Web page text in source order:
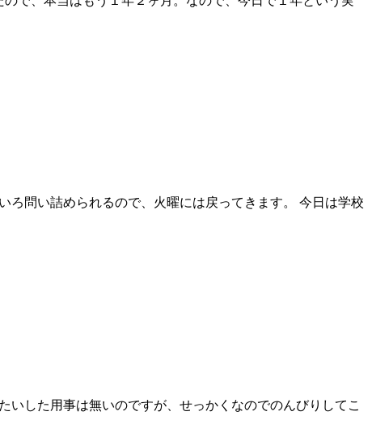
ろ問い詰められるので、火曜には戻ってきます。 今日は学校
した用事は無いのですが、せっかくなのでのんびりしてこ